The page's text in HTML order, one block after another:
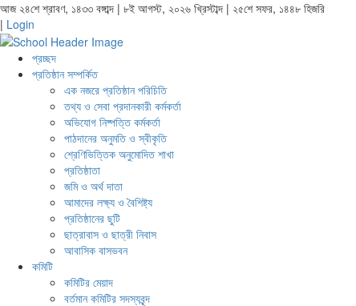
আজ ২৪শে শ্রাবণ, ১৪৩৩ বঙ্গাব্দ | ৮ই আগস্ট, ২০২৬ খ্রিস্টাব্দ | ২৫শে সফর, ১৪৪৮ হিজরি
| Login
প্রচ্ছদ
প্রতিষ্ঠান সম্পর্কিত
এক নজরে প্রতিষ্ঠান পরিচিতি
তথ্য ও সেবা প্রদানকারী কর্মকর্তা
অভিযোগ নিষ্পত্তি কর্মকর্তা
পাঠদানের অনুমতি ও স্বীকৃতি
শ্রেণিভিত্তিক অনুমোদিত শাখা
প্রতিষ্ঠাতা
জমি ও অর্থ দাতা
আমাদের লক্ষ্য ও বৈশিষ্ট্য
প্রতিষ্ঠানের ছুটি
ছাত্রাবাস ও ছাত্রী নিবাস
আবাসিক বাসভবন
কমিটি
কমিটির মেয়াদ
বর্তমান কমিটির সদস্যবৃন্দ